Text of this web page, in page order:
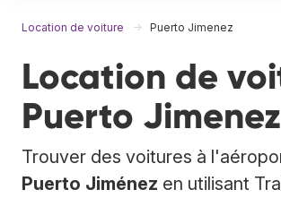
Location de voiture Puerto Jimenez
Location de
Puerto Jimenez
Trouver des voitures à
Puerto Jiménez en utilisant